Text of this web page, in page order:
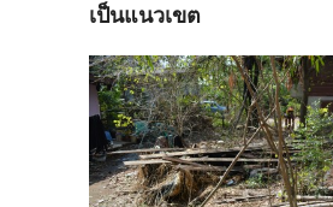
เป็นแนวเขต